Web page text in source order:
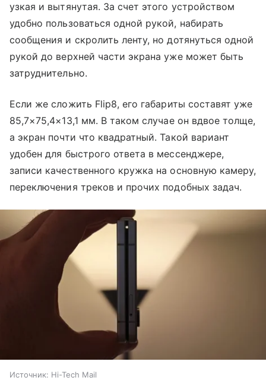
узкая и вытянутая. За счет этого устройством
удобно пользоваться одной рукой, набирать
сообщения и скролить ленту, но дотянуться одной
рукой до верхней части экрана уже может быть
затруднительно.
Если же сложить Flip8, его габариты составят уже
85,7×75,4×13,1 мм. В таком случае он вдвое толще,
а экран почти что квадратный. Такой вариант
удобен для быстрого ответа в мессенджере,
записи качественного кружка на основную камеру,
переключения треков и прочих подобных задач.
Источник: Hi-Tech Mail